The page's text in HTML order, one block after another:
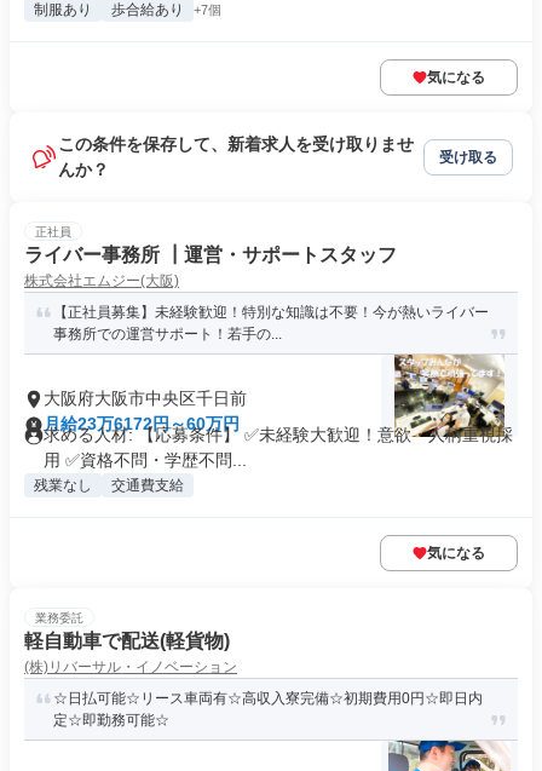
制服あり 歩合給あり +7個
気になる
この条件を保存して、新着求人を受け取りませ
んか？
受け取る
正社員
ライバー事務所 ┃運営・サポートスタッフ
株式会社エムジー(大阪)
【正社員募集】未経験歓迎！特別な知識は不要！今が熱いライバー
事務所での運営サポート！若手の...
大阪府大阪市中央区千日前
月給23万6172円～60万円
求める人材: 【応募条件】 ✅未経験大歓迎！意欲・人柄重視採
用 ✅資格不問・学歴不問...
残業なし 交通費支給
気になる
業務委託
軽自動車で配送(軽貨物)
(株)リバーサル・イノベーション
☆日払可能☆リース車両有☆高収入寮完備☆初期費用0円☆即日内
定☆即勤務可能☆